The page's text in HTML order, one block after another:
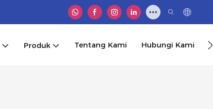
Produk Tentang Kami Hubungi Kami